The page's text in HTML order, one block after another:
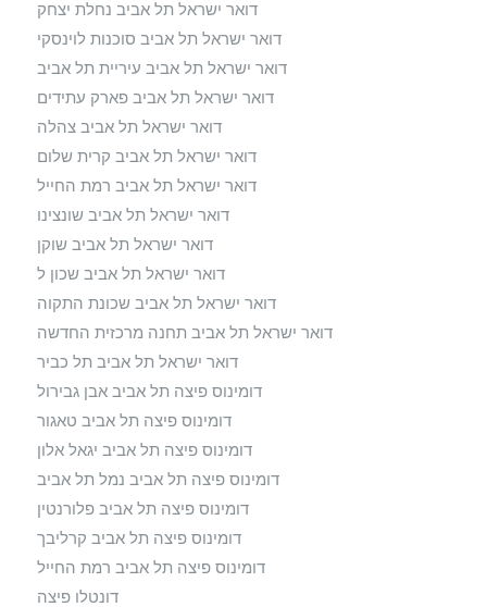
דואר ישראל תל אביב נחלת יצחק
דואר ישראל תל אביב סוכנות לוינסקי
דואר ישראל תל אביב עיריית תל אביב
דואר ישראל תל אביב פארק עתידים
דואר ישראל תל אביב צהלה
דואר ישראל תל אביב קרית שלום
דואר ישראל תל אביב רמת החייל
דואר ישראל תל אביב שונצינו
דואר ישראל תל אביב שוקן
דואר ישראל תל אביב שכון ל
דואר ישראל תל אביב שכונת התקוה
דואר ישראל תל אביב תחנה מרכזית החדשה
דואר ישראל תל אביב תל כביר
דומינוס פיצה תל אביב אבן גבירול
דומינוס פיצה תל אביב טאגור
דומינוס פיצה תל אביב יגאל אלון
דומינוס פיצה תל אביב נמל תל אביב
דומינוס פיצה תל אביב פלורנטין
דומינוס פיצה תל אביב קרליבך
דומינוס פיצה תל אביב רמת החייל
דונטלו פיצה